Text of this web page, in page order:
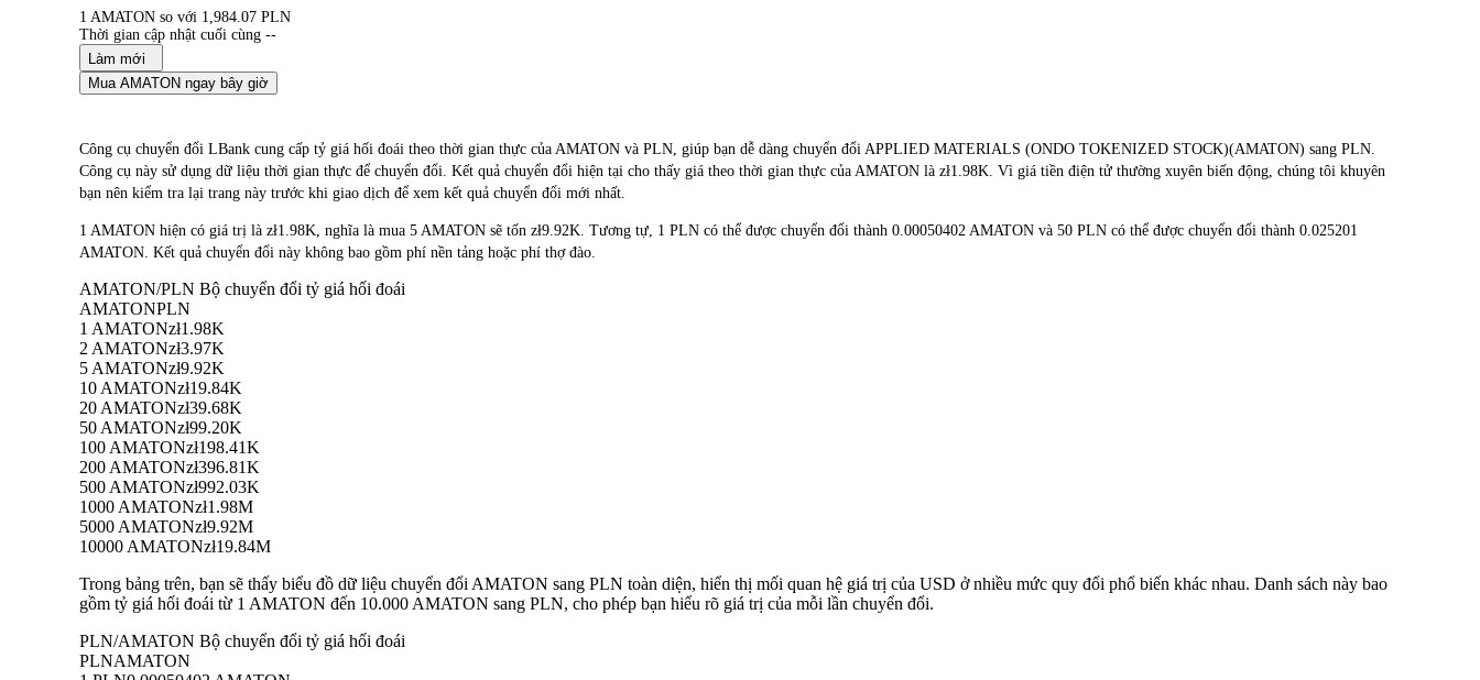
1 AMATON so với 1,984.07 PLN
Thời gian cập nhật cuối cùng --
Làm mới
Mua AMATON ngay bây giờ
Công cụ chuyển đổi LBank cung cấp tỷ giá hối đoái theo thời gian thực của AMATON và PLN, giúp bạn dễ dàng chuyển đổi APPLIED MATERIALS (ONDO TOKENIZED STOCK)(AMATON) sang PLN.
Công cụ này sử dụng dữ liệu thời gian thực để chuyển đổi. Kết quả chuyển đổi hiện tại cho thấy giá theo thời gian thực của AMATON là zł1.98K. Vì giá tiền điện tử thường xuyên biến động, chúng tôi khuyên
bạn nên kiểm tra lại trang này trước khi giao dịch để xem kết quả chuyển đổi mới nhất.
1 AMATON hiện có giá trị là zł1.98K, nghĩa là mua 5 AMATON sẽ tốn zł9.92K. Tương tự, 1 PLN có thể được chuyển đổi thành 0.00050402 AMATON và 50 PLN có thể được chuyển đổi thành 0.025201
AMATON. Kết quả chuyển đổi này không bao gồm phí nền tảng hoặc phí thợ đào.
AMATON/PLN Bộ chuyển đổi tỷ giá hối đoái
AMATONPLN
1 AMATONzł1.98K
2 AMATONzł3.97K
5 AMATONzł9.92K
10 AMATONzł19.84K
20 AMATONzł39.68K
50 AMATONzł99.20K
100 AMATONzł198.41K
200 AMATONzł396.81K
500 AMATONzł992.03K
1000 AMATONzł1.98M
5000 AMATONzł9.92M
10000 AMATONzł19.84M
Trong bảng trên, bạn sẽ thấy biểu đồ dữ liệu chuyển đổi AMATON sang PLN toàn diện, hiển thị mối quan hệ giá trị của USD ở nhiều mức quy đổi phổ biến khác nhau. Danh sách này bao
gồm tỷ giá hối đoái từ 1 AMATON đến 10.000 AMATON sang PLN, cho phép bạn hiểu rõ giá trị của mỗi lần chuyển đổi.
PLN/AMATON Bộ chuyển đổi tỷ giá hối đoái
PLNAMATON